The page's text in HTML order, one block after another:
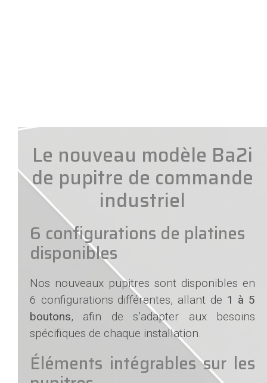
Le nouveau modèle Ba2i
de pupitre de commande
industriel
6 configurations de platines
disponibles
Nos nouveaux pupitres sont disponibles en
6 configurations différentes, allant de 1 à 5
boutons, afin de s’adapter aux besoins
spécifiques de chaque installation.
Éléments intégrables sur les